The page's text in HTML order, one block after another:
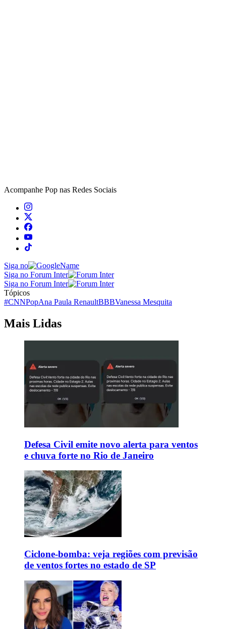
Acompanhe Pop nas Redes Sociais
Siga no
Siga no Forum Inter
Siga no Forum Inter
Tópicos
#CNNPopAna Paula RenaultBBBVanessa Mesquita
Mais Lidas
Defesa Civil emite novo alerta para ventos
e chuva forte no Rio de Janeiro
Ciclone-bomba: veja regiões com previsão
de ventos fortes no estado de SP